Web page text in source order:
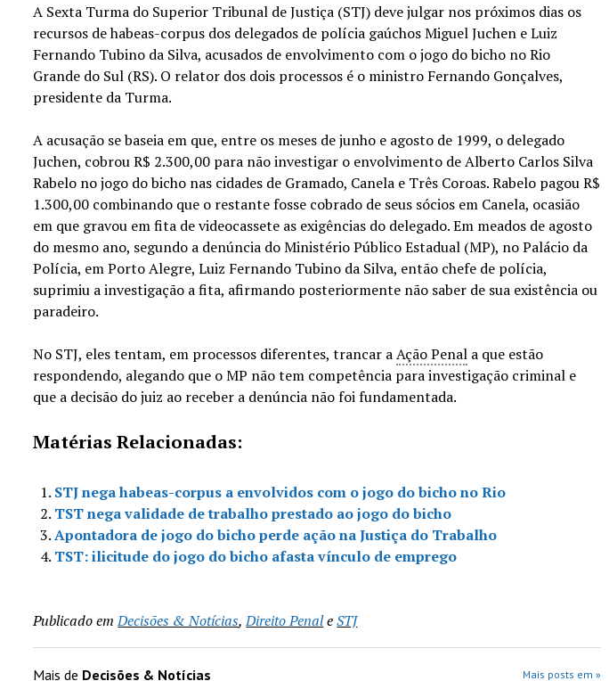
A Sexta Turma do Superior Tribunal de Justiça (STJ) deve julgar nos próximos dias os
recursos de habeas-corpus dos delegados de polícia gaúchos Miguel Juchen e Luiz
Fernando Tubino da Silva, acusados de envolvimento com o jogo do bicho no Rio
Grande do Sul (RS). O relator dos dois processos é o ministro Fernando Gonçalves,
presidente da Turma.
A acusação se baseia em que, entre os meses de junho e agosto de 1999, o delegado
Juchen, cobrou R$ 2.300,00 para não investigar o envolvimento de Alberto Carlos Silva
Rabelo no jogo do bicho nas cidades de Gramado, Canela e Três Coroas. Rabelo pagou R$
1.300,00 combinando que o restante fosse cobrado de seus sócios em Canela, ocasião
em que gravou em fita de videocassete as exigências do delegado. Em meados de agosto
do mesmo ano, segundo a denúncia do Ministério Público Estadual (MP), no Palácio da
Polícia, em Porto Alegre, Luiz Fernando Tubino da Silva, então chefe de polícia,
suprimiu a investigação a fita, afirmando posteriormente não saber de sua existência ou
paradeiro.
No STJ, eles tentam, em processos diferentes, trancar aAção Penal a que estão
respondendo, alegando que o MP não tem competência para investigação criminal e
que a decisão do juiz ao receber a denúncia não foi fundamentada.
Matérias Relacionadas:
STJ nega habeas-corpus a envolvidos com o jogo do bicho no Rio
TST nega validade de trabalho prestado ao jogo do bicho
Apontadora de jogo do bicho perde ação na Justiça do Trabalho
TST: ilicitude do jogo do bicho afasta vínculo de emprego
Publicado em Decisões & Notícias,Direito PenaleSTJ
Mais de Decisões & Notícias Mais posts em »